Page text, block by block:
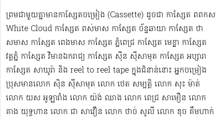
ព្រមជាមួយគ្នាមានកាសែ្សតចម្រៀង (Cassette) ដូចជា កាស្សែត ពពកស
White Cloud កាស្សែត ពស់មាស កាស្សែត ច័ន្ទឆាយា កាស្សែត ថា
សមាស កាស្សែត ពេងមាស កាស្សែត ភ្នំពេជ្រ កាស្សែត មេខ្លា កាស្សែត
វត្តភ្នំ កាស្សែត វិមានឯករាជ្យ កាស្សែត ស៊ីន ស៊ីសាមុត កាស្សែត អប្សារា
កាស្សែត សាឃូរ៉ា និង reel to reel tape ក្នុងជំនាន់នោះ អ្នកចម្រៀង
ប្រុសមាន​លោក ស៊ិន ស៊ីសាមុត លោក ​ថេត សម្បត្តិ លោក សុះ ម៉ាត់
លោក យស អូឡារាំង លោក យ៉ង់ ឈាង លោក ពេជ្រ សាមឿន លោក
គាង យុទ្ធហាន លោក ជា សាវឿន លោក ថាច់ សូលី លោក ឌុច គឹមហាក់